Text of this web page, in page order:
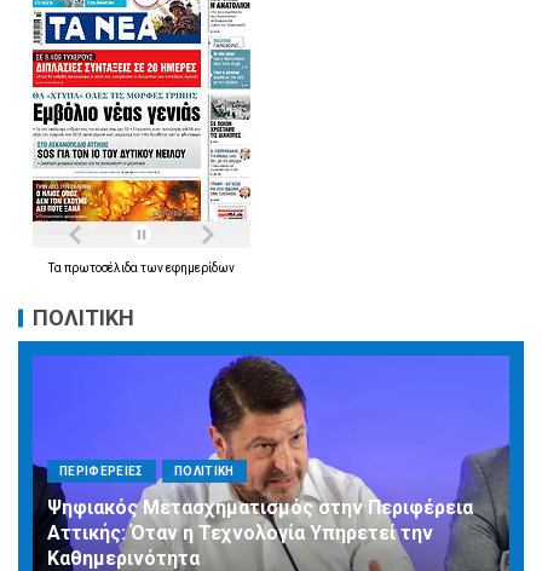
Τα πρωτοσέλιδα τωνεφημερίδων
ΠΟΛΙΤΙΚΗ
ΠΕΡΙΦΕΡΕΙΕΣ ΠΟΛΙΤΙΚΗ
Ψηφιακός Μετασχηματισμός στην Περιφέρεια
Αττικής: Όταν η Τεχνολογία Υπηρετεί την
Καθημερινότητα